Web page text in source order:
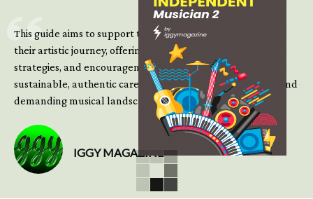
This guide aims to support those climbing the next steps of
their artistic journey, offering practical insight, updated
strategies, and encouragement to continue building
sustainable, authentic careers in an increasingly complex and
demanding musical landscape.
IGGY MAGAZINE